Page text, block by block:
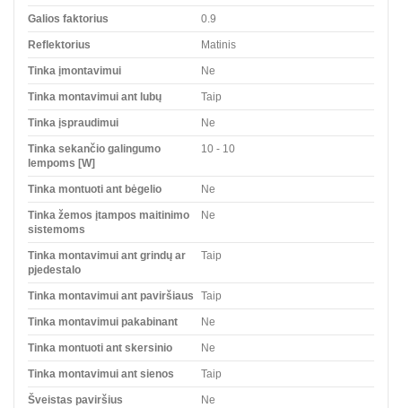
Galios faktorius 0.9
Reflektorius Matinis
Tinka įmontavimui Ne
Tinka montavimui ant lubų Taip
Tinka įspraudimui Ne
Tinka sekančio galingumo
lempoms [W]
10 - 10
Tinka montuoti ant bėgelio Ne
Tinka žemos įtampos maitinimo
sistemoms
Ne
Tinka montavimui ant grindų ar
pjedestalo
Taip
Tinka montavimui ant paviršiaus Taip
Tinka montavimui pakabinant Ne
Tinka montuoti ant skersinio Ne
Tinka montavimui ant sienos Taip
Šveistas paviršius Ne